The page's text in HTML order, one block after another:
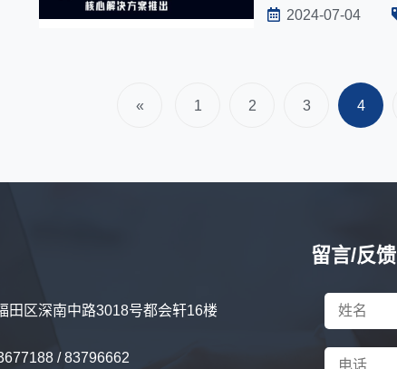
2024-07-04
« 1 2 3 4
田区深南中路3018号都会轩16楼
/ 83796662
留言/反馈